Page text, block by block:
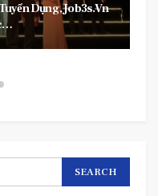
Dụng, Job3s.vn